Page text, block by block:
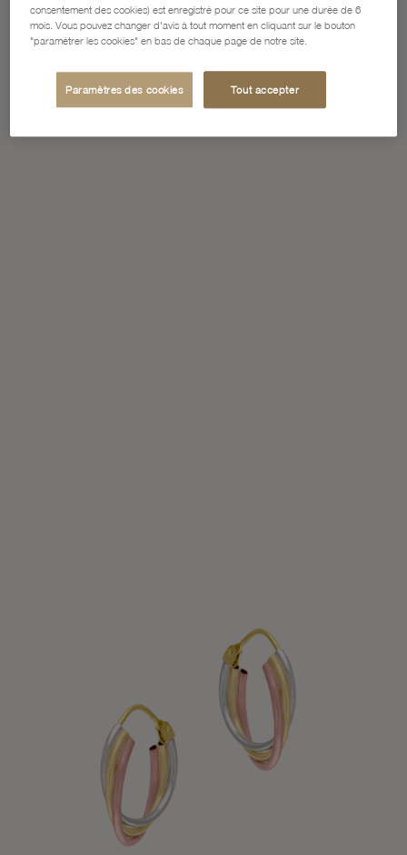
consentement des cookies) est enregistré pour ce site pour une durée de 6
mois. Vous pouvez changer d'avis à tout moment en cliquant sur le bouton
"paramétrer les cookies" en bas de chaque page de notre site.
Paramètres des cookies Tout accepter